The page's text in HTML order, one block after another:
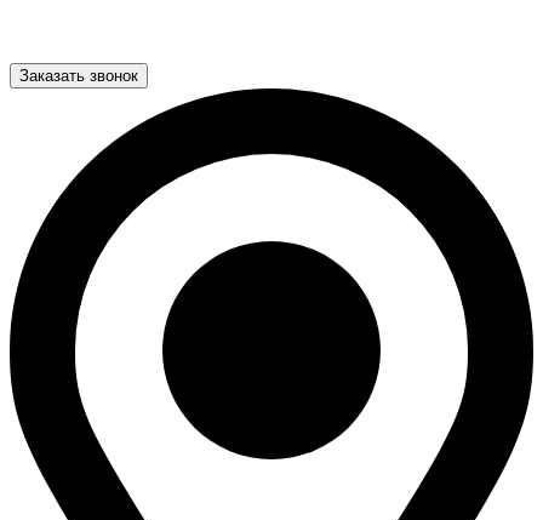
Заказать звонок